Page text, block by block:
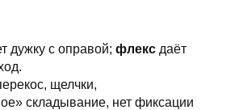
дужку с оправой; флекс даёт
щелчки,
складывание, нет фиксации